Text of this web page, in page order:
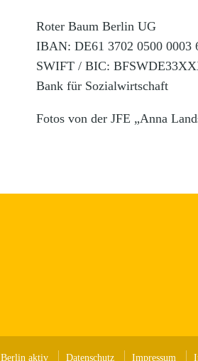
Roter Baum Berlin UG
IBAN: DE61 3702 0500 0003
SWIFT / BIC:
Bank für Sozialwirtschaft
Fotos von der JFE „Anna
Berlin aktiv Datenschutz Impressum